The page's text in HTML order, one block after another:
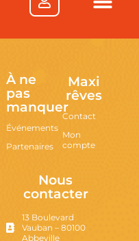
À ne
pas
manquer
Événements
Partenaires
Maxi
rêves
Contact
Mon
compte
Nous
contacter
13 Boulevard
Vauban – 80100
Abbeville